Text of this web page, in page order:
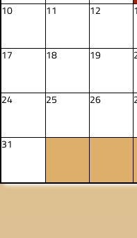
10 11 12
17 18 19
24 25 26
31